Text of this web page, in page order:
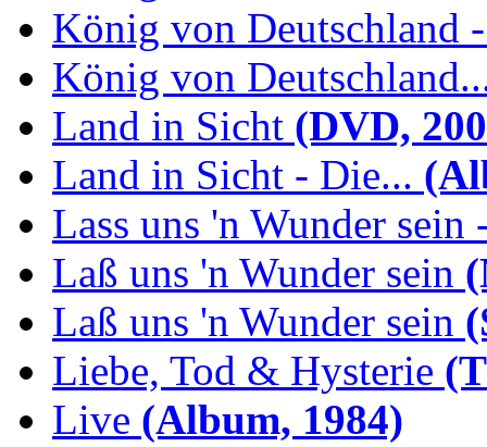
König von Deutschland
König von
Land in Sicht (DVD,
Land in Sicht - Die...
Lass uns 'n Wunder sein
Laß uns 'n Wunder sein
Laß uns 'n Wunder sein
Liebe, Tod & Hysterie
Live (Album, 1984)